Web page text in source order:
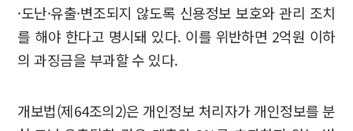
·도난·유출·변조되지 않도록 신용정보 보호와 관리 조치
를 해야 한다고 명시돼 있다. 이를 위반하면 2억원 이하
의 과징금을 부과할 수 있다.
개보법(제64조의2)은 개인정보 처리자가 개인정보를 분